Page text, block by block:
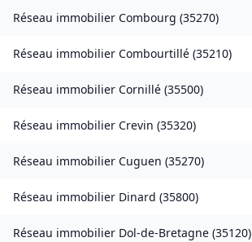
Réseau immobilier Combourg (35270)
Réseau immobilier Combourtillé (35210)
Réseau immobilier Cornillé (35500)
Réseau immobilier Crevin (35320)
Réseau immobilier Cuguen (35270)
Réseau immobilier Dinard (35800)
Réseau immobilier Dol-de-Bretagne (35120)